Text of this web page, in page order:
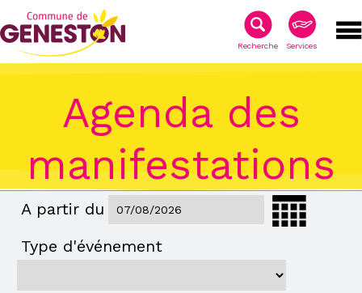
Recherche Services
Agenda des
manifestations
A partir du
Type d'événement